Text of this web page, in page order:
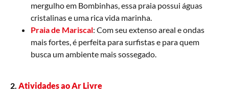
mergulho em Bombinhas, essa praia possui águas
cristalinas e uma rica vida marinha.
Praia de Mariscal: Com seu extenso areal e ondas
mais fortes, é perfeita para surfistas e para quem
busca um ambiente mais sossegado.
2. Atividades ao Ar Livre